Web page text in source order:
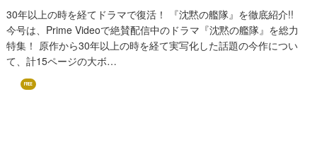
30年以上の時を経てドラマで復活！ 『沈黙の艦隊』を徹底紹介!!
今号は、Prime Videoで絶賛配信中のドラマ『沈黙の艦隊』を総力
特集！ 原作から30年以上の時を経て実写化した話題の今作につい
て、計15ページの大ボ…
FREE